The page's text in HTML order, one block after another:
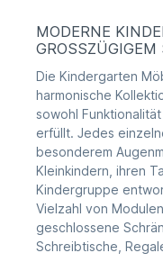
MODERNE
GROSSZÜGIGEM
Die Kindergarten
harmonische
sowohl
erfüllt. Jedes
besonderem
Kleinkindern, ihren
Kindergruppe
Vielzahl von
geschlossene
Schreibtische,